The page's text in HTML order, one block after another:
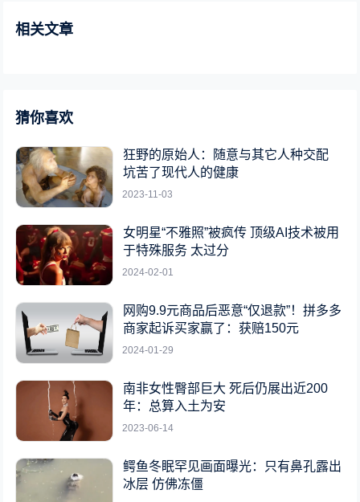
相关文章
猜你喜欢
狂野的原始人：随意与其它人种交配
坑苦了现代人的健康
2023-11-03
女明星“不雅照”被疯传 顶级AI技术被用
于特殊服务 太过分
2024-02-01
网购9.9元商品后恶意“仅退款”！拼多多
商家起诉买家赢了：获赔150元
2024-01-29
南非女性臀部巨大 死后仍展出近200
年：总算入土为安
2023-06-14
鳄鱼冬眠罕见画面曝光：只有鼻孔露出
冰层 仿佛冻僵